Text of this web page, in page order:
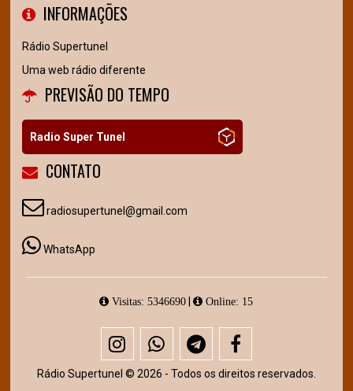
INFORMAÇÕES
Rádio Supertunel
Uma web rádio diferente
PREVISÃO DO TEMPO
Radio Super Tunel
CONTATO
radiosupertunel@gmail.com
WhatsApp
Visitas: 5346690 | Online: 15
Rádio Supertunel © 2026 - Todos os direitos reservados.